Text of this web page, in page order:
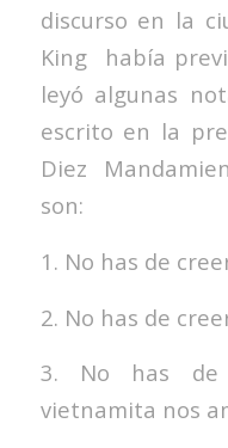
discurso en la
King había
leyó algunas
escrito en la
Diez
son:
1. No has de
2. No has de
3. No has de
vietnamita nos